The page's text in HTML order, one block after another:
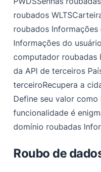
roubados
roubados
Informações do
computador roubadas
da API de terceiros
terceiroRecupera a
Define seu valor
funcionalidade é
domínio roubadas
Roubo de